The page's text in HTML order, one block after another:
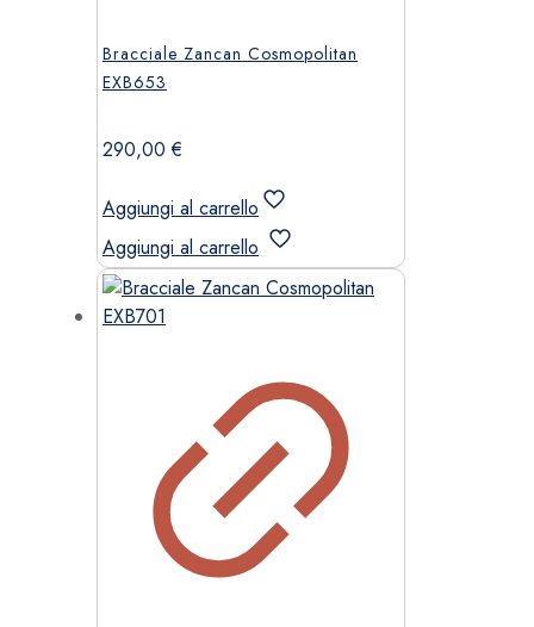
Bracciale Zancan Cosmopolitan
EXB653
290,00€
Aggiungi al carrello
Aggiungi al carrello